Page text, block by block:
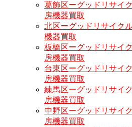
葛飾区ーグッドリサイ
房機器買取
北区ーグッドリサイク
機器買取
板橋区ーグッドリサイ
房機器買取
台東区ーグッドリサイ
房機器買取
練馬区ーグッドリサイ
房機器買取
中野区ーグッドリサイ
房機器買取